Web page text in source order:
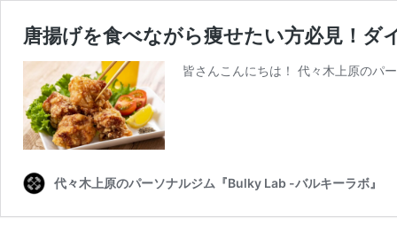
唐揚げを食べながら痩せたい方必見！ダ
皆さんこんにちは！ 代々木上原のパ
代々木上原のパーソナルジム『Bulky Lab -バルキーラボ』